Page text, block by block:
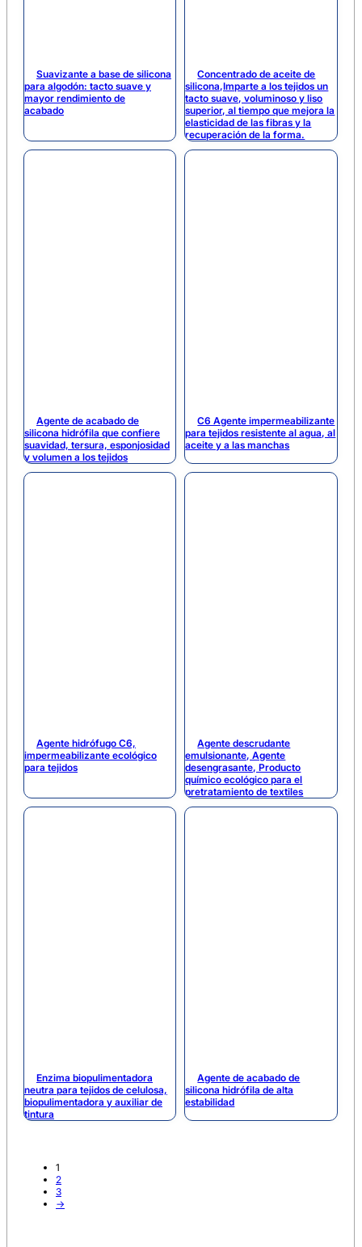
Suavizante a base de silicona
para algodón: tacto suave y
mayor rendimiento de
acabado
Concentrado de aceite de
silicona,Imparte a los tejidos un
tacto suave, voluminoso y liso
superior, al tiempo que mejora la
elasticidad de las fibras y la
recuperación de la forma.
Agente de acabado de
silicona hidrófila que confiere
suavidad, tersura, esponjosidad
y volumen a los tejidos
C6 Agente impermeabilizante
para tejidos resistente al agua, al
aceite y a las manchas
Agente hidrófugo C6,
impermeabilizante ecológico
para tejidos
Agente descrudante
emulsionante, Agente
desengrasante, Producto
químico ecológico para el
pretratamiento de textiles
Enzima biopulimentadora
neutra para tejidos de celulosa,
biopulimentadora y auxiliar de
tintura
Agente de acabado de
silicona hidrófila de alta
estabilidad
1
2
3
→